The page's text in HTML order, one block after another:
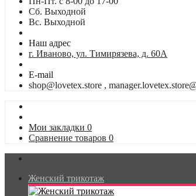
Сб. Выходной
Вс. Выходной
Наш адрес
г. Иваново, ул. Тимирязева, д. 60А
E-mail
shop@lovetex.store ,
Мои закладки 0
Сравнение товаров 0
Женский трикотаж